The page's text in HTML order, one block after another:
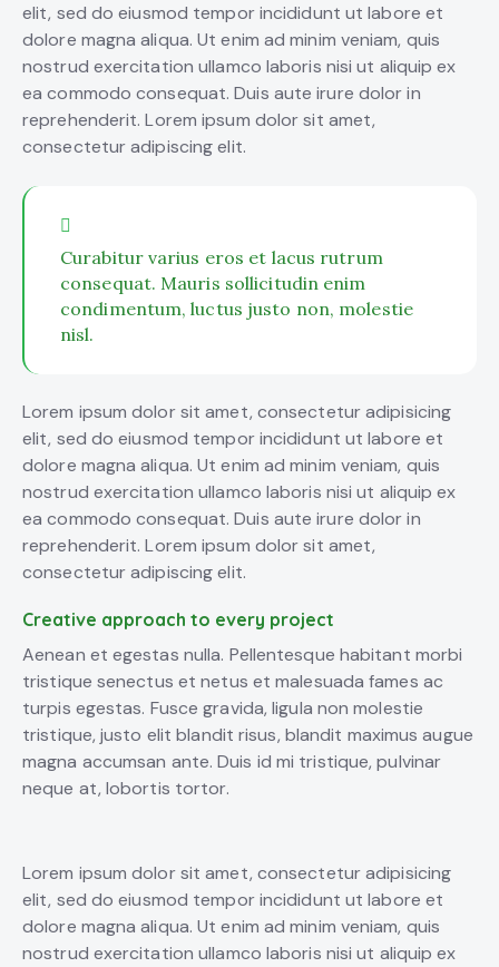
elit, sed do eiusmod tempor incididunt ut labore et
dolore magna aliqua. Ut enim ad minim veniam, quis
nostrud exercitation ullamco laboris nisi ut aliquip ex
ea commodo consequat. Duis aute irure dolor in
reprehenderit. Lorem ipsum dolor sit amet,
consectetur adipiscing elit.
Curabitur varius eros et lacus rutrum
consequat. Mauris sollicitudin enim
condimentum, luctus justo non, molestie
nisl.
Lorem ipsum dolor sit amet, consectetur adipisicing
elit, sed do eiusmod tempor incididunt ut labore et
dolore magna aliqua. Ut enim ad minim veniam, quis
nostrud exercitation ullamco laboris nisi ut aliquip ex
ea commodo consequat. Duis aute irure dolor in
reprehenderit. Lorem ipsum dolor sit amet,
consectetur adipiscing elit.
Creative approach to every project
Aenean et egestas nulla. Pellentesque habitant morbi
tristique senectus et netus et malesuada fames ac
turpis egestas. Fusce gravida, ligula non molestie
tristique, justo elit blandit risus, blandit maximus augue
magna accumsan ante. Duis id mi tristique, pulvinar
neque at, lobortis tortor.
Lorem ipsum dolor sit amet, consectetur adipisicing
elit, sed do eiusmod tempor incididunt ut labore et
dolore magna aliqua. Ut enim ad minim veniam, quis
nostrud exercitation ullamco laboris nisi ut aliquip ex